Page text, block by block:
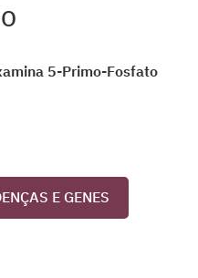
5-Primo-Fosfato
E GENES